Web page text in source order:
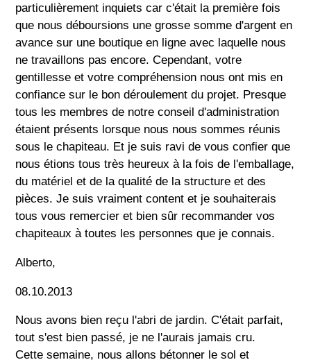
particulièrement inquiets car c'était la première fois
que nous déboursions une grosse somme d'argent en
avance sur une boutique en ligne avec laquelle nous
ne travaillons pas encore. Cependant, votre
gentillesse et votre compréhension nous ont mis en
confiance sur le bon déroulement du projet. Presque
tous les membres de notre conseil d'administration
étaient présents lorsque nous nous sommes réunis
sous le chapiteau. Et je suis ravi de vous confier que
nous étions tous très heureux à la fois de l'emballage,
du matériel et de la qualité de la structure et des
pièces. Je suis vraiment content et je souhaiterais
tous vous remercier et bien sûr recommander vos
chapiteaux à toutes les personnes que je connais.
Alberto,
08.10.2013
Nous avons bien reçu l'abri de jardin. C'était parfait,
tout s'est bien passé, je ne l'aurais jamais cru.
Cette semaine, nous allons bétonner le sol et